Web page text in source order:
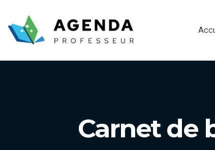
Carnet de